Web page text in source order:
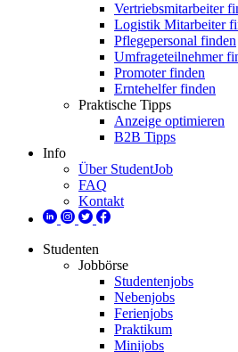
Vertriebsmitarbeiter
Logistik Mitarbeiter
Pflegepersonal finden
Umfrageteilnehmer
Promoter finden
Erntehelfer finden
Praktische Tipps
Anzeige optimieren
B2B Tipps
Info
Über StudentJob
FAQ
Kontakt
Studenten
Jobbörse
Studentenjobs
Nebenjobs
Ferienjobs
Praktikum
Minijobs